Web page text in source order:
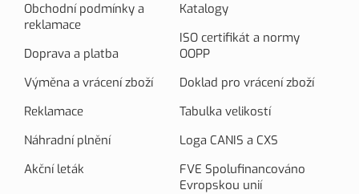
Obchodní podmínky a
reklamace
Doprava a platba
Výměna a vrácení zboží
Reklamace
Náhradní plnění
Akční leták
Katalogy
ISO certifikát a normy
OOPP
Doklad pro vrácení zboží
Tabulka velikostí
Loga CANIS a CXS
FVE Spolufinancováno
Evropskou unií